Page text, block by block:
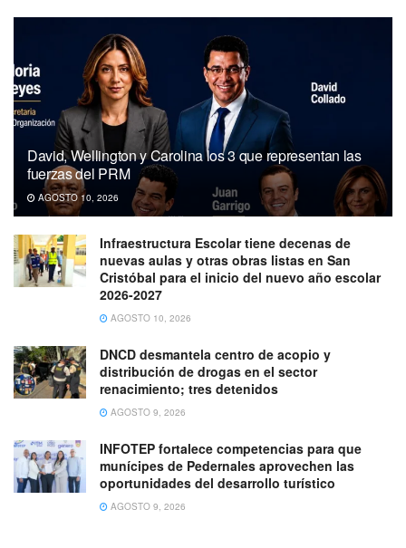
David, Wellington y Carolina los 3 que representan las
fuerzas del PRM
AGOSTO 10, 2026
Infraestructura Escolar tiene decenas de
nuevas aulas y otras obras listas en San
Cristóbal para el inicio del nuevo año escolar
2026-2027
AGOSTO 10, 2026
DNCD desmantela centro de acopio y
distribución de drogas en el sector
renacimiento; tres detenidos
AGOSTO 9, 2026
INFOTEP fortalece competencias para que
munícipes de Pedernales aprovechen las
oportunidades del desarrollo turístico
AGOSTO 9, 2026